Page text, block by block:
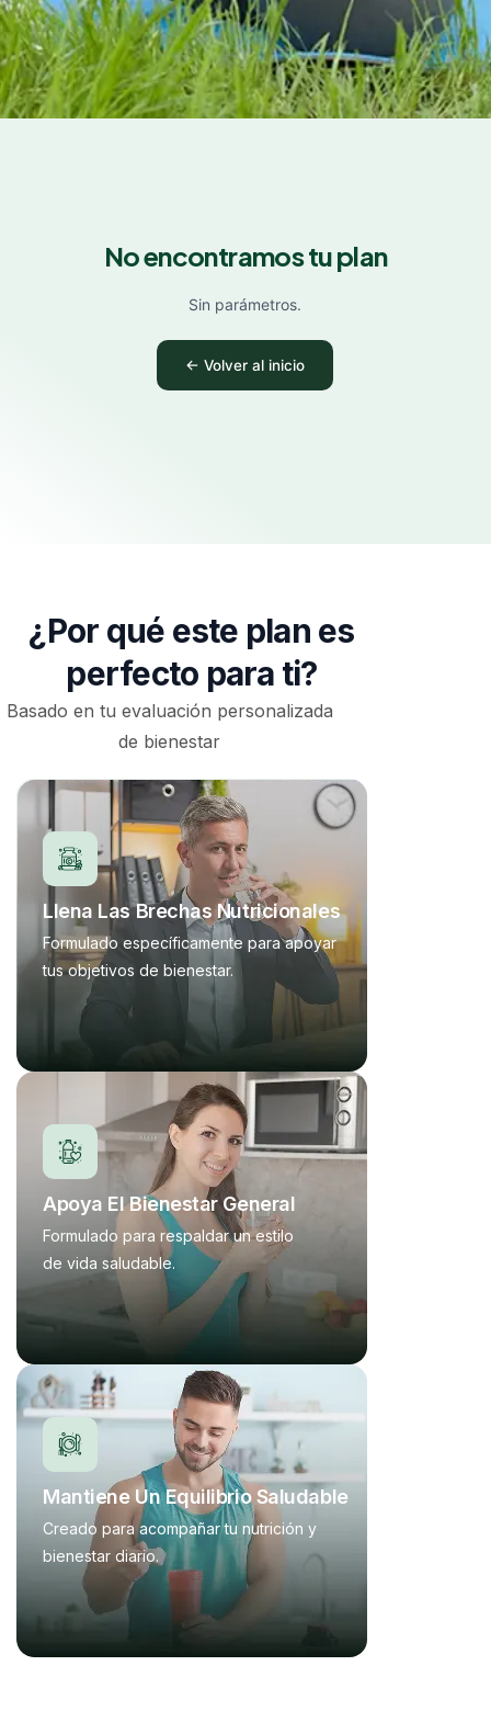
No encontramos tu plan
Sin parámetros.
← Volver al inicio
¿Por qué este plan es
perfecto para ti?
Basado en tu evaluación personalizada
de bienestar
Llena Las Brechas Nutricionales
Formulado específicamente para apoyar
tus objetivos de bienestar.
Apoya El Bienestar General
Formulado para respaldar un estilo
de vida saludable.
Mantiene Un Equilibrio Saludable
Creado para acompañar tu nutrición y
bienestar diario.